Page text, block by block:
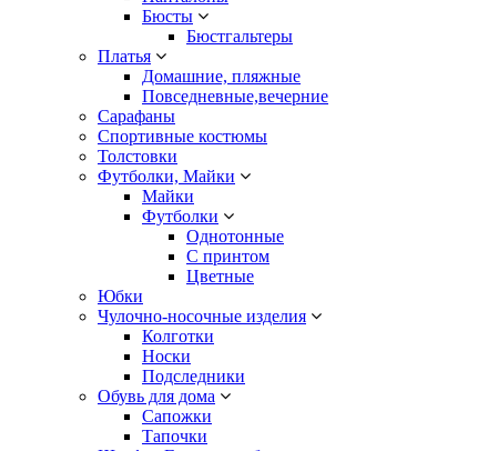
Бюсты
Бюстгальтеры
Платья
Домашние, пляжные
Повседневные,вечерние
Сарафаны
Спортивные костюмы
Толстовки
Футболки, Майки
Майки
Футболки
Однотонные
С принтом
Цветные
Юбки
Чулочно-носочные изделия
Колготки
Носки
Подследники
Обувь для дома
Сапожки
Тапочки